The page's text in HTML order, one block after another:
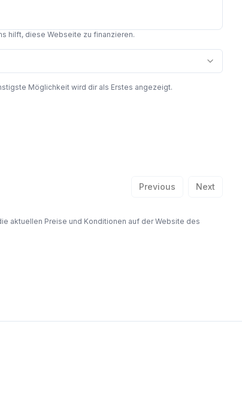
hilft, diese Webseite zu finanzieren.
Möglichkeit wird dir als Erstes angezeigt.
Previous Next
aktuellen Preise und Konditionen auf der Website des